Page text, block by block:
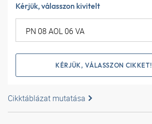
Kérjük, válasszon kivitelt
KÉRJÜK, VÁLASSZON CIKKET!
Cikktáblázat mutatása